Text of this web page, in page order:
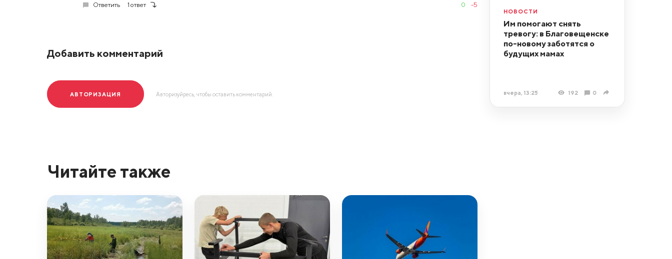
Ответить 1 ответ 0 -5
Добавить комментарий
АВТОРИЗАЦИЯ Авторизуйресь, чтобы оставить комментарий.
НОВОСТИ
Им помогают снять
тревогу: в Благовещенске
по-новому заботятся о
будущих мамах
вчера, 13:25 192 0
Читайте также